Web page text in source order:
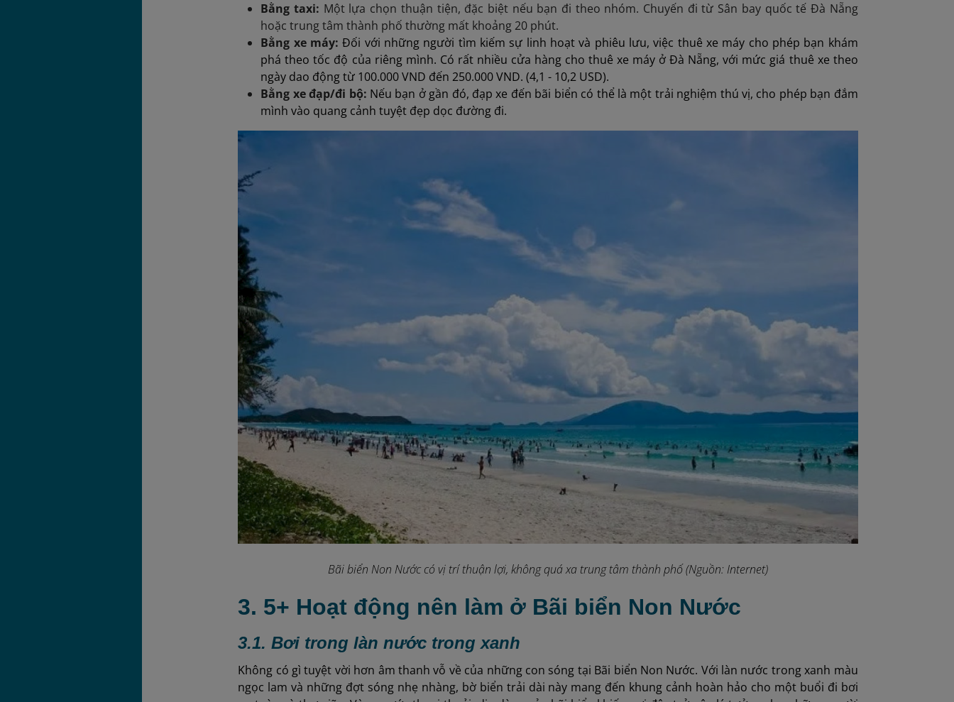
Bằng taxi: Một lựa chọn thuận tiện, đặc biệt nếu bạn đi theo nhóm. Chuyến đi từ Sân bay quốc tế Đà Nẵng
hoặc trung tâm thành phố thường mất khoảng 20 phút.
Bằng xe máy:Đối với những người tìm kiếm sự linh hoạt và phiêu lưu, việc thuê xe máy cho phép bạn khám
phá theo tốc độ của riêng mình. Có rất nhiều cửa hàng cho thuê xe máy ở Đà Nẵng, với mức giá thuê xe theo
ngày dao động từ 100.000 VND đến 250.000 VND. (4,1 - 10,2 USD).
Bằng xe đạp/đi bộ: Nếu bạn ở gần đó, đạp xe đến bãi biển có thể là một trải nghiệm thú vị, cho phép bạn đắm
mình vào quang cảnh tuyệt đẹp dọc đường đi.
Bãi biển Non Nước có vị trí thuận lợi, không quá xa trung tâm thành phố (Nguồn: Internet)
3. 5+ Hoạt động nên làm ở Bãi biển Non Nước
3.1. Bơi trong làn nước trong xanh
Không có gì tuyệt vời hơn âm thanh vỗ về của những con sóng tại Bãi biển Non Nước. Với làn nước trong xanh màu
ngọc lam và những đợt sóng nhẹ nhàng, bờ biển trải dài này mang đến khung cảnh hoàn hảo cho một buổi đi bơi